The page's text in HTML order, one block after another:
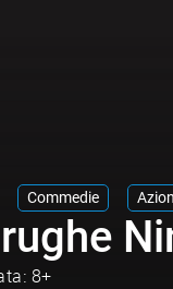
Commedie
8+